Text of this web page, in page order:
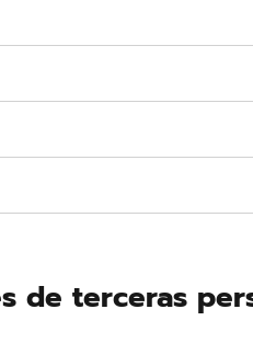
de terceras